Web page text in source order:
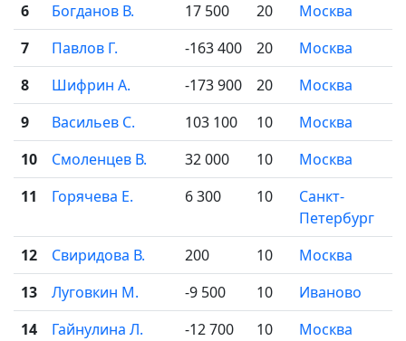
6
Богданов В. 17 500 20
Москва
7
Павлов Г. -163 400 20
Москва
8
Шифрин А. -173 900 20
Москва
9
Васильев С. 103 100 10
Москва
10
Смоленцев В. 32 000 10
Москва
11
Горячева Е. 6 300 10
Санкт-
Петербург
12
Свиридова В. 200 10
Москва
13
Луговкин М. -9 500 10
Иваново
14
Гайнулина Л. -12 700 10
Москва